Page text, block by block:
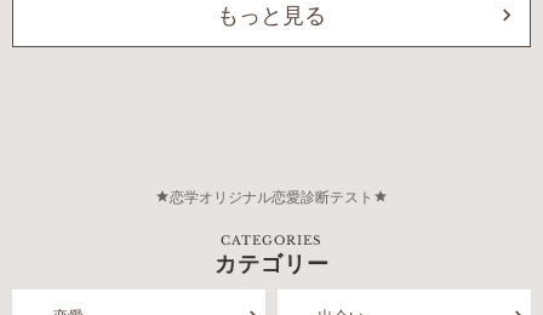
もっと見る
恋学オリジナル恋愛診断テスト
CATEGORIES
カテゴリー